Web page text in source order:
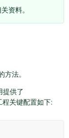
资料。
法。
提供了
程关键配置如下: